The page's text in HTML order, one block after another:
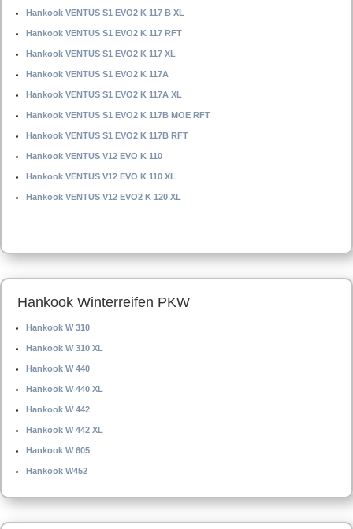
Hankook VENTUS S1 EVO2 K 117 B XL
Hankook VENTUS S1 EVO2 K 117 RFT
Hankook VENTUS S1 EVO2 K 117 XL
Hankook VENTUS S1 EVO2 K 117A
Hankook VENTUS S1 EVO2 K 117A XL
Hankook VENTUS S1 EVO2 K 117B MOE RFT
Hankook VENTUS S1 EVO2 K 117B RFT
Hankook VENTUS V12 EVO K 110
Hankook VENTUS V12 EVO K 110 XL
Hankook VENTUS V12 EVO2 K 120 XL
Hankook Winterreifen PKW
Hankook W 310
Hankook W 310 XL
Hankook W 440
Hankook W 440 XL
Hankook W 442
Hankook W 442 XL
Hankook W 605
Hankook W452